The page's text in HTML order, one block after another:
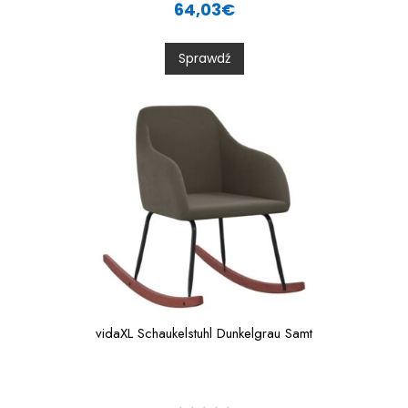
t
0
o
u
t
5
64,03€
Sprawdź
vidaXL Schaukelstuhl Dunkelgrau Samt